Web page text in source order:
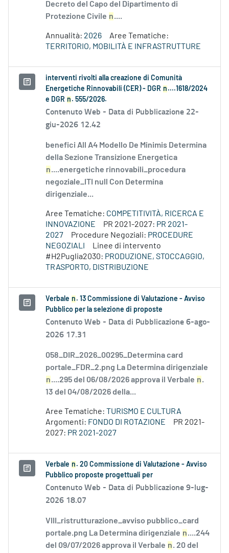
Decreto del Capo del Dipartimento di
Protezione Civile n....
Annualità: 2026
Aree Tematiche:
TERRITORIO, MOBILITÀ E INFRASTRUTTURE
interventi rivolti alla creazione di Comunità
Energetiche Rinnovabili (CER) - DGR n ....1618/2024
e DGR n . 555/2026.
Contenuto Web - Data di Pubblicazione 22-
giu-2026 12.42
benefici All A4 Modello De Minimis Determina
della Sezione Transizione Energetica
n....energetiche rinnovabili_procedura
negoziale_ITI null Con Determina
dirigenziale...
Aree Tematiche: COMPETITIVITÀ, RICERCA E
INNOVAZIONE
PR 2021-2027: PR 2021-
2027
Procedure Negoziali: PROCEDURE
NEGOZIALI
Linee di intervento
#H2Puglia2030: PRODUZIONE, STOCCAGGIO,
TRASPORTO, DISTRIBUZIONE
Verbale n . 13 Commissione di Valutazione - Avviso
Pubblico per la selezione di proposte
Contenuto Web - Data di Pubblicazione 6-ago-
2026 17.31
058_DIR_2026_00295_Determina card
portale_FDR_2.png La Determina dirigenziale
n....295 del 06/08/2026 approva il Verbale n.
13 del 04/08/2026 della...
Aree Tematiche: TURISMO E CULTURA
Argomenti: FONDO DI ROTAZIONE
PR 2021-
2027: PR 2021-2027
Verbale n . 20 Commissione di Valutazione - Avviso
Pubblico proposte progettuali per
Contenuto Web - Data di Pubblicazione 9-lug-
2026 18.07
VIII_ristrutturazione_avviso pubblico_card
portale.png La Determina dirigenziale n....244
del 09/07/2026 approva il Verbale n. 20 del